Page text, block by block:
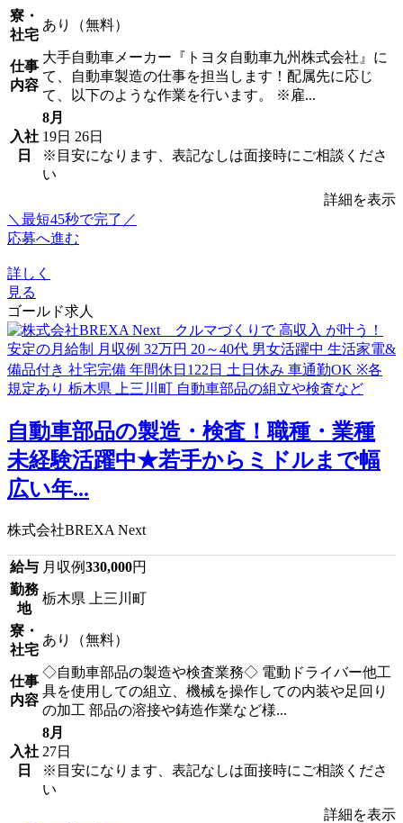
寮・
社宅
あり（無料）
仕事
内容
大手自動車メーカー『トヨタ自動車九州株式会社』に
て、自動車製造の仕事を担当します！配属先に応じ
て、以下のような作業を行います。 ※雇...
入社
日
8月
19日 26日
※目安になります、表記なしは面接時にご相談くださ
い
詳細を表示
＼最短45秒で完了／
応募へ進む
詳しく
見る
ゴールド求人
自動車部品の製造・検査！職種・業種
未経験活躍中★若手からミドルまで幅
広い年...
株式会社BREXA Next
給与 月収例330,000円
勤務
地
栃木県 上三川町
寮・
社宅
あり（無料）
仕事
内容
◇自動車部品の製造や検査業務◇ 電動ドライバー他工
具を使用しての組立、機械を操作しての内装や足回り
の加工 部品の溶接や鋳造作業など様...
入社
日
8月
27日
※目安になります、表記なしは面接時にご相談くださ
い
詳細を表示